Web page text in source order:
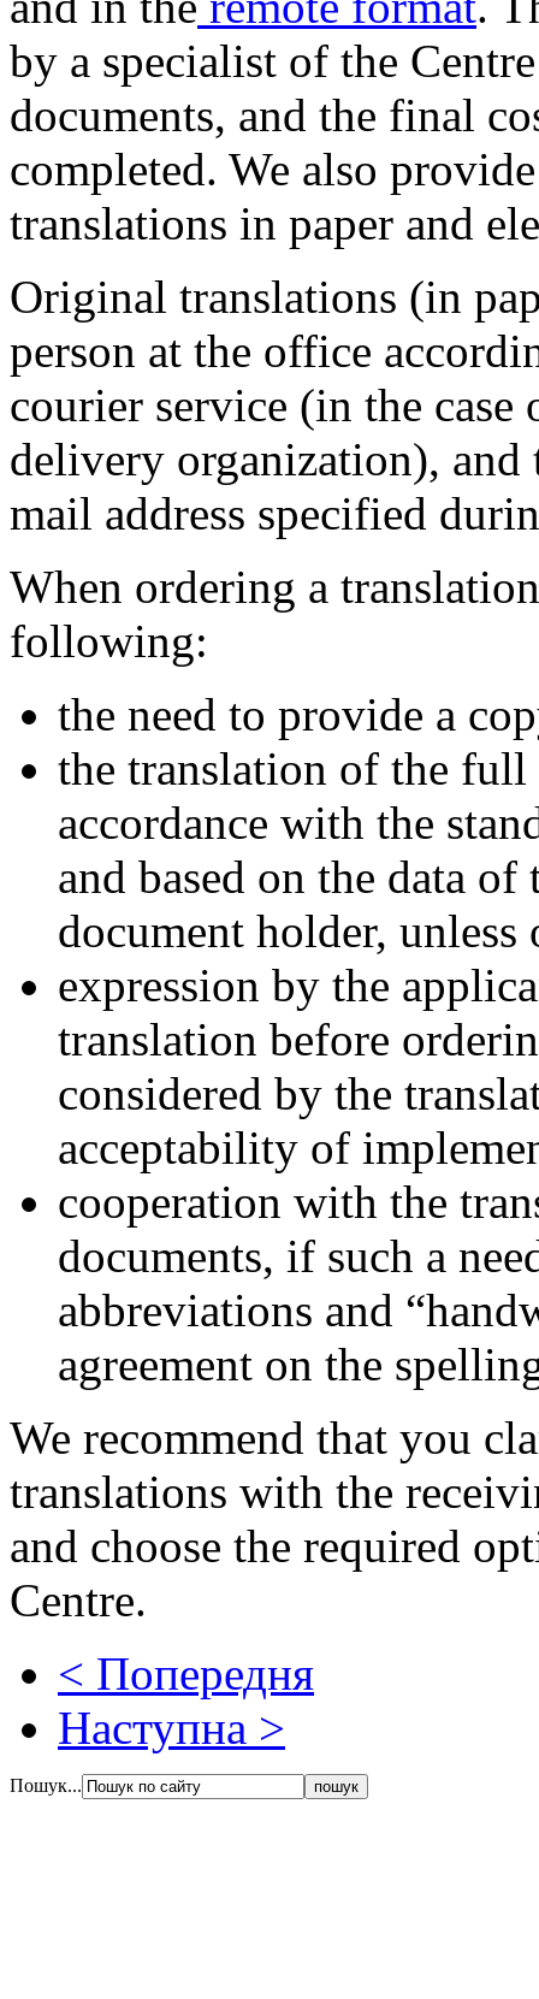
by a specialist of the
documents, and the final
completed. We also
translations in paper and
Original translations (in
person at the office
courier service (in the
delivery organization), and
mail address specified
When ordering a
following:
the need to provide a
the translation of the
accordance with the
and based on the data
document holder,
expression by the
translation before
considered by the
acceptability of
cooperation with the
documents, if such a
abbreviations and
agreement on the
We recommend that you
translations with the
and choose the required
Centre.
< Попередня
Наступна >
Пошук...